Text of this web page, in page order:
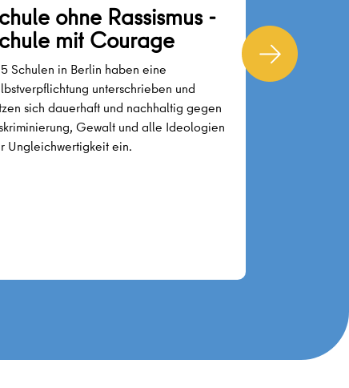
ohne Rassismus -
mit Courage
Schulen in Berlin haben eine
unterschrieben und
sich dauerhaft und nachhaltig gegen
Gewalt und alle Ideologien
Ungleichwertigkeit ein.
–
Das